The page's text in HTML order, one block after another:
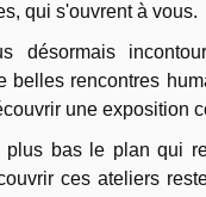
qui s'ouvrent à vous.
désormais
belles rencontres
une exposition
plus bas le plan qui
ces ateliers